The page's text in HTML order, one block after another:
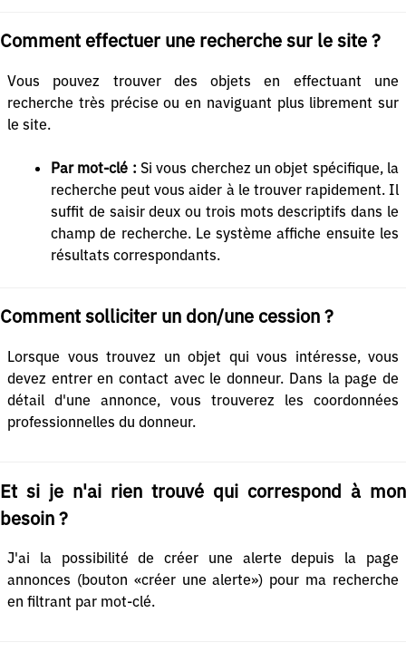
Comment effectuer une recherche sur le site ?
Vous pouvez trouver des objets en effectuant une
recherche très précise ou en naviguant plus librement sur
le site.
Par mot-clé : Si vous cherchez un objet spécifique, la
recherche peut vous aider à le trouver rapidement. Il
suffit de saisir deux ou trois mots descriptifs dans le
champ de recherche. Le système affiche ensuite les
résultats correspondants.
Comment solliciter un don/une cession ?
Lorsque vous trouvez un objet qui vous intéresse, vous
devez entrer en contact avec le donneur. Dans la page de
détail d'une annonce, vous trouverez les coordonnées
professionnelles du donneur.
Et si je n'ai rien trouvé qui correspond à mon
besoin ?
J'ai la possibilité de créer une alerte depuis la page
annonces (bouton «créer une alerte») pour ma recherche
en filtrant par mot-clé.